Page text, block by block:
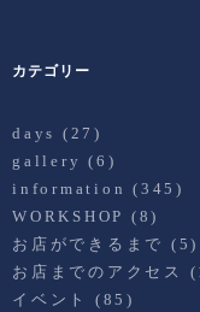
カテゴリー
days (27)
gallery (6)
information (345)
WORKSHOP (8)
お店ができるまで (5)
お店までのアクセス
イベント
(85)